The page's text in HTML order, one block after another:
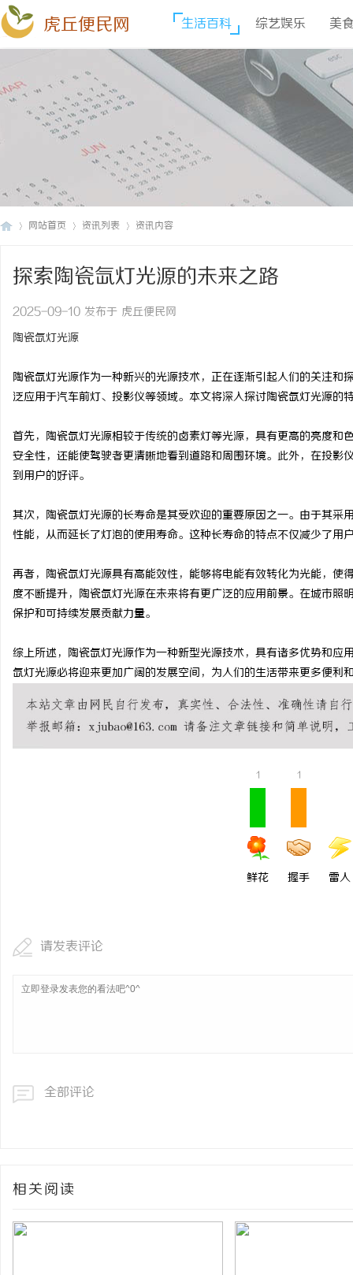
虎丘便民网 生活百科 综艺娱乐 美
网站首页 资讯列表 资讯内容
探索陶瓷氙灯光源的未来之路
2025-09-10 发布于 虎丘便民网
陶瓷氙灯光源
陶瓷氙灯光源作为一种新兴的光源技术，正在逐渐引起人们的关注
泛应用于汽车前灯、投影仪等领域。本文将深入探讨陶瓷氙灯光源的
首先，陶瓷氙灯光源相较于传统的卤素灯等光源，具有更高的亮度
安全性，还能使驾驶者更清晰地看到道路和周围环境。此外，在投
到用户的好评。
其次，陶瓷氙灯光源的长寿命是其受欢迎的重要原因之一。由于其
性能，从而延长了灯泡的使用寿命。这种长寿命的特点不仅减少了
再者，陶瓷氙灯光源具有高能效性，能够将电能有效转化为光能，
度不断提升，陶瓷氙灯光源在未来将有更广泛的应用前景。在城市
保护和可持续发展贡献力量。
综上所述，陶瓷氙灯光源作为一种新型光源技术，具有诸多优势和
氙灯光源必将迎来更加广阔的发展空间，为人们的生活带来更多便利
1
鲜花
1
握手 雷人
请发表评论
全部评论
相关阅读
550FC45耐磨改性颗粒